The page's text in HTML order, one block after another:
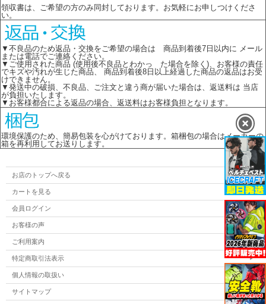
領収書は、ご希望の方のみ同封しております。お気軽にお申しつけくださ
い。
▼不良品のため返品・交換をご希望の場合は 商品到着後7日以内に メール
または電話でご連絡ください。
▼ご使用された商品 (使用後不良品とわかっ た場合を除く)、お客様の責任
でキズや汚れが生じた商品、 商品到着後8日以上経過した商品の返品はお受
けできません。
▼発送中の破損、不良品、ご注文と違う商が届いた場合は、返送料は 当店
が負担いたします。
▼お客様都合による返品の場合、返送料はお客様負担となります。
環境保護のため、簡易包装を心がけております。箱梱包の場合はメーカーの
箱を再利用してお送りします。
お店のトップへ戻る
カートを見る
会員ログイン
お客様の声
ご利用案内
特定商取引法表示
個人情報の取扱い
サイトマップ